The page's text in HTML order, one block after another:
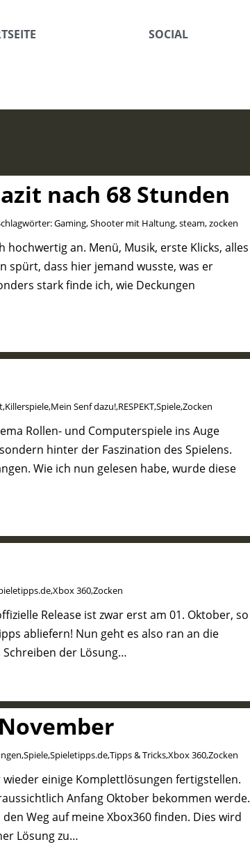
SOCIAL
nach 68 Stunden
Gaming,Shooter mit Haltung,steam,zocken
an. Menü, Musik, erste Klicks, alles
spürt, dass hier jemand wusste, was er
stark finde ich, wie Deckungen
,Killerspiele,Mein Senf dazu!,RESPEKT,Spiele,Zocken
Rollen- und Computerspiele ins Auge
hinter der Faszination des Spielens.
Wie ich nun gelesen habe, wurde diese
,Xbox 360,Zocken
Release ist zwar erst am 01. Oktober, so
abliefern! Nun geht es also ran an die
der Lösung…
,Spiele,Spieletipps.de,Tipps & Tricks,Xbox 360,Zocken
einige Komplettlösungen fertigstellen.
Anfang Oktober bekommen werde.
Weg auf meine Xbox360 finden. Dies wird
Lösung zu…